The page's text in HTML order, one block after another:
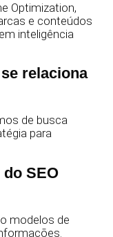
Optimization,
e conteúdos
inteligência
relaciona
de busca
para
SEO
modelos de